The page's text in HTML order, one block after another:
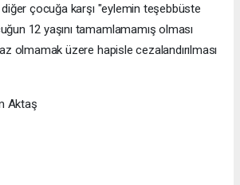
çocuğa karşı "eylemin teşebbüste
12 yaşını tamamlamamış olması
olmamak üzere hapisle cezalandırılması
Aktaş